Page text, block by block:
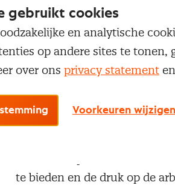
van Amsterdam), voor zijn
werklastvermindering door
overeenkomsten, in
Hogeschool) ontvangt de
te kunnen blijven uitvoeren,
De eerste prijs in deze
te bieden en de druk op de
gebruikt cookies
en analytische
op andere sites te
over ons privacy statement
Voorkeuren wijzigen